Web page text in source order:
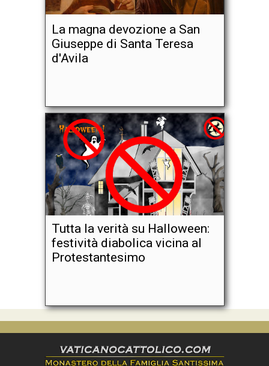
La magna devozione a San
Giuseppe di Santa Teresa
d'Avila
Tutta la verità su Halloween:
festività diabolica vicina al
Protestantesimo